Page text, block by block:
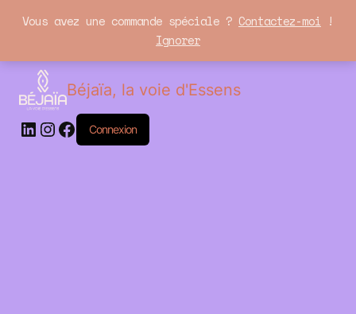
Vous avez une commande spéciale ? Contactez-moi !
Ignorer
Béjaïa, la voie d'Essens
Connexion